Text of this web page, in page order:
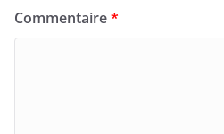
Commentaire*